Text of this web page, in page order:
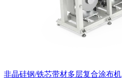
非晶硅钢/铁芯带材多层复合涂布机